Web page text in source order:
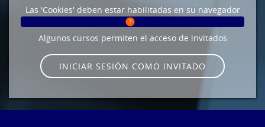
Las 'Cookies' deben estar habilitadas en su navegador
Algunos cursos permiten el acceso de invitados
INICIAR SESIÓN COMO INVITADO